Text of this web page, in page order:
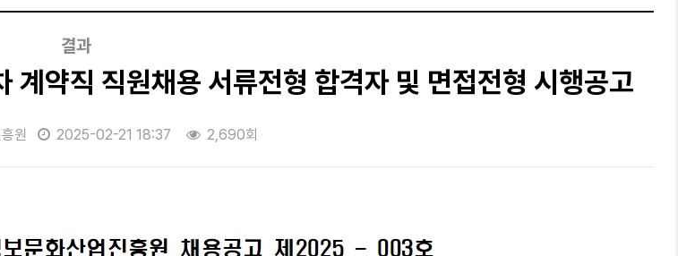
결과
약직 직원채용 서류전형 합격자 및 면접전형 시행공고
원 2025-02-21 18:37 2,690회